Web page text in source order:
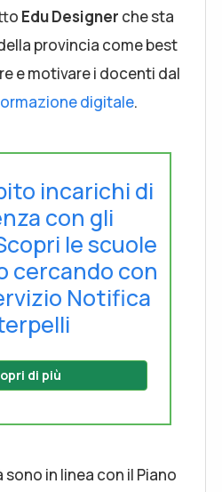
Edu Designer che sta
provincia come best
e motivare i docenti dal
digitale.
incarichi di
con gli
le scuole
cercando con
Notifica
di più
in linea con il Piano